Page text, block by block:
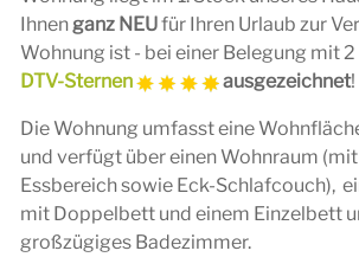
Ihnenganz NEUfür Ihren Urlaub zur
Wohnung ist - bei einer Belegung mit
DTV-Sternen
ausgezeichnet!
Die Wohnung umfasst eine
und verfügt über einen Wohnraum
Essbereich sowie Eck-Schlafcouch),
mit Doppelbett und einem Einzelbett
großzügiges Badezimmer.